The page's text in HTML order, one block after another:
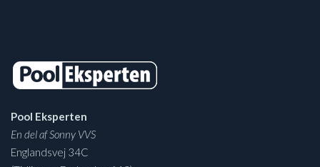
Pool Eksperten
En del af Sonny VVS
Englandsvej 34C